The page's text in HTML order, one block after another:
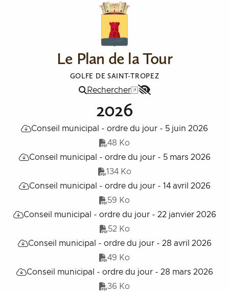
Le Plan de la Tour
GOLFE DE SAINT-TROPEZ
Menu
Rechercher
2026
Conseil municipal - ordre du jour - 5 juin 2026
48 Ko
Conseil municipal - ordre du jour - 5 mars 2026
134 Ko
Conseil municipal - ordre du jour - 14 avril 2026
59 Ko
Conseil municipal - ordre du jour - 22 janvier 2026
52 Ko
Conseil municipal - ordre du jour - 28 avril 2026
49 Ko
Conseil municipal - ordre du jour - 28 mars 2026
36 Ko